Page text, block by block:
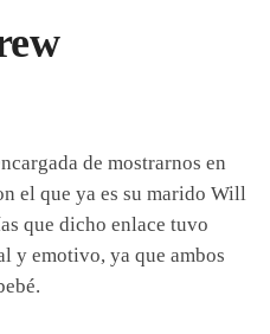
de mostrarnos en
el que ya es su marido Will
que dicho enlace tuvo
y emotivo, ya que ambos